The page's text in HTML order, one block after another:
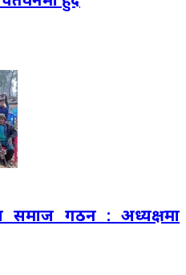
समाज गठन : अध्यक्षमा